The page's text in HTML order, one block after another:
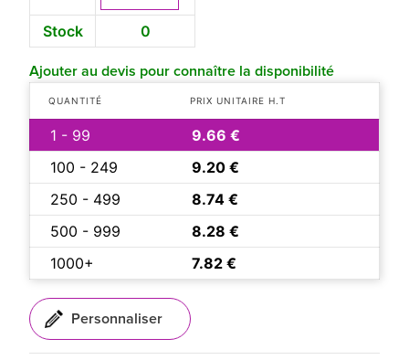
Stock 0
Ajouter au devis pour connaître la disponibilité
QUANTITÉ PRIX UNITAIRE H.T
1 - 99
9.66 €
100 - 249
9.20 €
250 - 499
8.74 €
500 - 999
8.28 €
1000+
7.82 €